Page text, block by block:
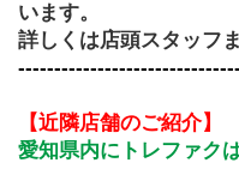
います。
詳しくは店頭スタッフ
【近隣店舗のご紹介】
愛知県内にトレファク